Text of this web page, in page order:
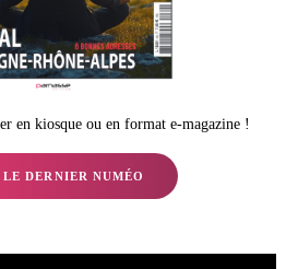
en kiosque ou en format e-magazine !
DERNIER NUMÉO